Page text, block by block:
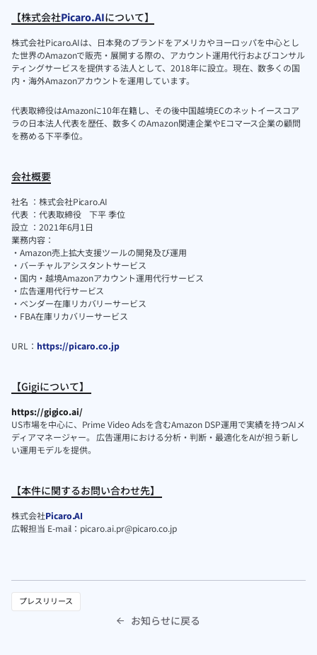
【株式会社Picaro.AIについて】
株式会社Picaro.AIは、日本発のブランドをアメリカやヨーロッパを中心とし
た世界のAmazonで販売・展開する際の、アカウント運用代行およびコンサル
ティングサービスを提供する法人として、2018年に設立。現在、数多くの国
内・海外Amazonアカウントを運用しています。
代表取締役はAmazonに10年在籍し、その後中国越境ECのネットイースコア
ラの日本法人代表を歴任、数多くのAmazon関連企業やEコマース企業の顧問
を務める下平季位。
会社概要
社名 ：株式会社Picaro.AI
代表 ：代表取締役 下平 季位
設立 ：2021年6月1日
業務内容：
・Amazon売上拡大支援ツールの開発及び運用
・バーチャルアシスタントサービス
・国内・越境Amazonアカウント運用代行サービス
・広告運用代行サービス
・ベンダー在庫リカバリーサービス
・FBA在庫リカバリーサービス
URL： https://picaro.co.jp
【Gigiについて】
https://gigico.ai/
US市場を中心に、Prime Video Adsを含むAmazon DSP運用で実績を持つAIメ
ディアマネージャー。 広告運用における分析・判断・最適化をAIが担う新し
い運用モデルを提供。
【本件に関するお問い合わせ先】
株式会社Picaro.AI
広報担当 E-mail：picaro.ai.pr@picaro.co.jp
プレスリリース
 お知らせに戻る